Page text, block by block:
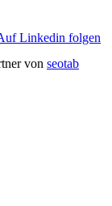
von seotab